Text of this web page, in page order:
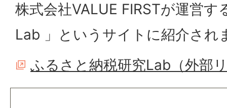
株式会社VALUE FIRSTが運営
Lab 」というサイトに紹介され
ふるさと納税研究Lab（外部